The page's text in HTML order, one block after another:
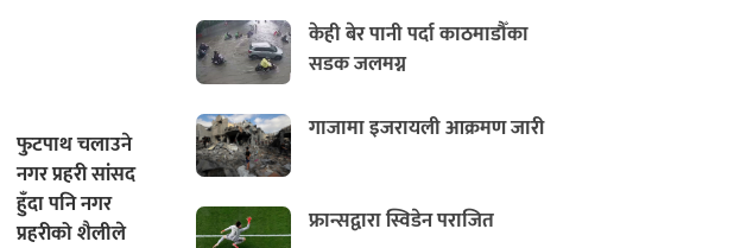
फुटपाथ चलाउने
नगर प्रहरी सांसद
हुँदा पनि नगर
प्रहरीको शैलीले
केही बेर पानी पर्दा काठमाडौँका
सडक जलमग्न
गाजामा इजरायली आक्रमण जारी
फ्रान्सद्वारा स्विडेन पराजित